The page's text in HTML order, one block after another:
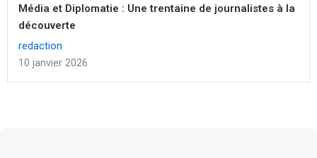
Média et Diplomatie : Une trentaine de journalistes à la
découverte
redaction
10 janvier 2026